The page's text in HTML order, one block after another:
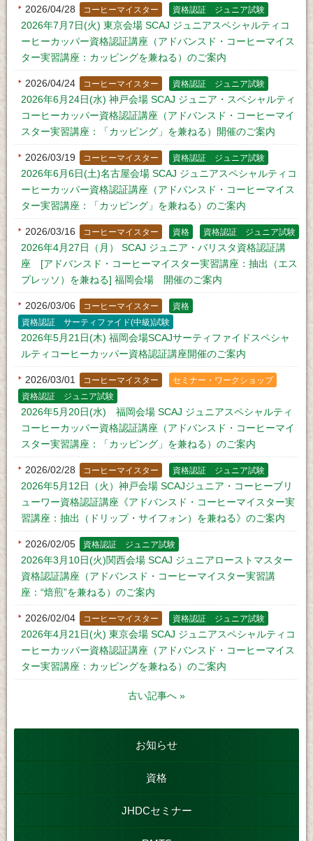
2026/04/28 コーヒーマイスター 資格認証 ジュニア試験
2026年7月7日(火) 東京会場 SCAJ ジュニアスペシャルティコ
ーヒーカッパー資格認証講座（アドバンスド・コーヒーマイス
ター実習講座：カッピングを兼ねる）のご案内
2026/04/24 コーヒーマイスター 資格認証 ジュニア試験
2026年6月24日(水) 神戸会場 SCAJ ジュニア・スペシャルティ
コーヒーカッパー資格認証講座（アドバンスド・コーヒーマイ
スター実習講座：「カッピング」を兼ねる）開催のご案内
2026/03/19 コーヒーマイスター 資格認証 ジュニア試験
2026年6月6日(土)名古屋会場 SCAJ ジュニアスペシャルティコ
ーヒーカッパー資格認証講座（アドバンスド・コーヒーマイス
ター実習講座：「カッピング」を兼ねる）のご案内
2026/03/16 コーヒーマイスター 資格 資格認証 ジュニア試験
2026年4月27日（月） SCAJ ジュニア・バリスタ資格認証講
座 [アドバンスド・コーヒーマイスター実習講座：抽出（エス
プレッソ）を兼ねる] 福岡会場 開催のご案内
2026/03/06 コーヒーマイスター
資格
資格認証 サーティファイド(中級)試験
2026年5月21日(木) 福岡会場SCAJサーティファイドスペシャ
ルティコーヒーカッパー資格認証講座開催のご案内
2026/03/01 コーヒーマイスター
セミナー・ワークショップ
資格認証 ジュニア試験
2026年5月20日(水) 福岡会場 SCAJ ジュニアスペシャルティ
コーヒーカッパー資格認証講座（アドバンスド・コーヒーマイ
スター実習講座：「カッピング」を兼ねる）のご案内
2026/02/28 コーヒーマイスター 資格認証 ジュニア試験
2026年5月12日（火）神戸会場 SCAJジュニア・コーヒーブリ
ューワー資格認証講座《アドバンスド・コーヒーマイスター実
習講座：抽出（ドリップ・サイフォン）を兼ねる》のご案内
2026/02/05 資格認証 ジュニア試験
2026年3月10日(火)関西会場 SCAJ ジュニアローストマスター
資格認証講座（アドバンスド・コーヒーマイスター実習講
座：“焙煎”を兼ねる）のご案内
2026/02/04 コーヒーマイスター 資格認証 ジュニア試験
2026年4月21日(火) 東京会場 SCAJ ジュニアスペシャルティコ
ーヒーカッパー資格認証講座（アドバンスド・コーヒーマイス
ター実習講座：カッピングを兼ねる）のご案内
古い記事へ »
お知らせ
資格
JHDCセミナー